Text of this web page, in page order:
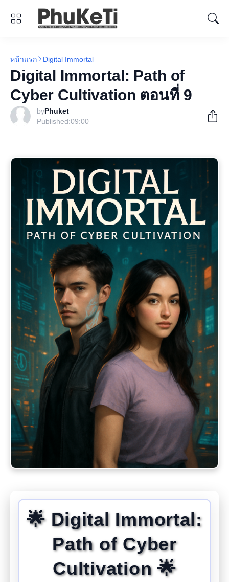
หน้าแรก Digital Immortal
Digital Immortal: Path of
Cyber Cultivation ตอนที่ 9
byPhuket
Published:09:00
🌟 Digital Immortal:
Path of Cyber
Cultivation 🌟